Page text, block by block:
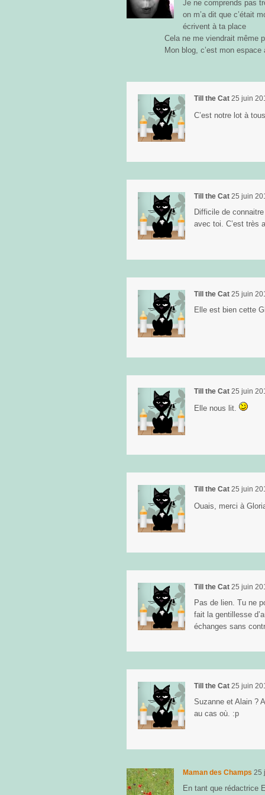
Je ne comprends pas
on m’a dit que c’était
écrivent à ta place
Cela ne me viendrait même
Mon blog, c’est mon espace
Till the Cat 25 juin
C’est notre lot à
Till the Cat 25 juin
Difficile de
avec toi. C’est très
Till the Cat 25 juin
Elle est bien cette
Till the Cat 25 juin
Elle nous lit.
Till the Cat 25 juin
Ouais, merci à
Till the Cat 25 juin
Pas de lien. Tu ne
fait la gentillesse
échanges sans
Till the Cat 25 juin
Suzanne et Alain ?
au cas où. :p
Maman des Champs 25
En tant que rédactrice